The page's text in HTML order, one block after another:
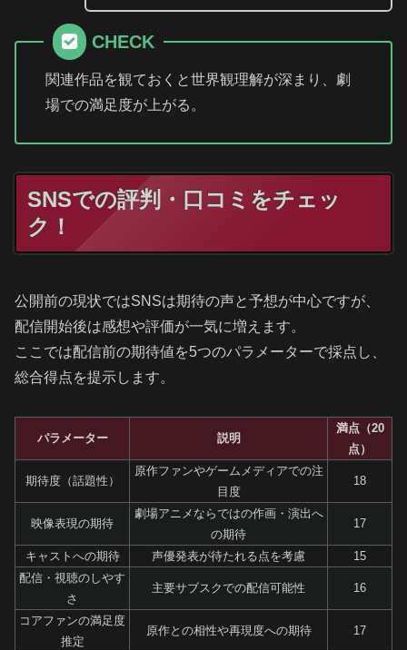
CHECK
関連作品を観ておくと世界観理解が深まり、劇
場での満足度が上がる。
SNSでの評判・口コミをチェッ
ク！
公開前の現状ではSNSは期待の声と予想が中心ですが、
配信開始後は感想や評価が一気に増えます。
ここでは配信前の期待値を5つのパラメーターで採点し、
総合得点を提示します。
パラメーター 説明
満点（20
点）
期待度（話題性）
原作ファンやゲームメディアでの注
目度
18
映像表現の期待
劇場アニメならではの作画・演出へ
の期待
17
キャストへの期待 声優発表が待たれる点を考慮
15
配信・視聴のしやす
さ
主要サブスクでの配信可能性 16
コアファンの満足度
推定
原作との相性や再現度への期待 17